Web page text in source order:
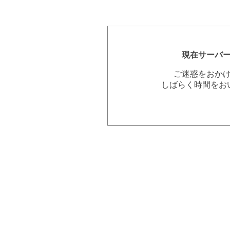
現在サーバ
ご迷惑をおか
しばらく時間を